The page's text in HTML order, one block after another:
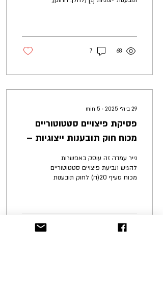
68
7
29 ביולי 2025 ∙
5
min
פסיקת פיצויים סטטוטוריים
מכוח חוק תובענות ייצוגיות –
נייר עמדה זה עוסק באפשרות
להגיש תביעת פיצויים סטטוטוריים
מכוח סעיף 20(ה) לחוק תובענות
213